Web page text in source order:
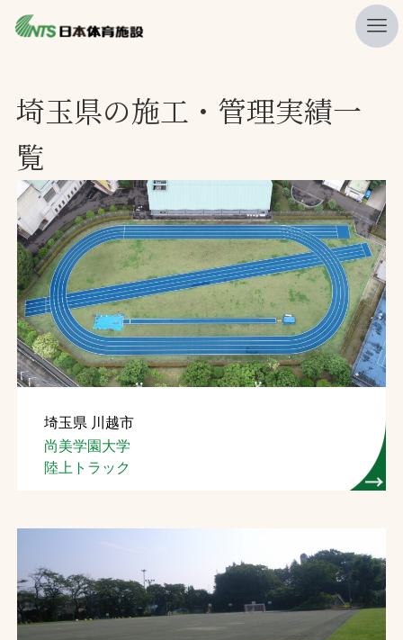
ニュース
プレスリリース
レポート
製品・サービス一覧
施工・管理実績一覧
会社概要
採用情報
検索
お問合せ
プライバシーポリシー
ソーシャルメディアポリシー
埼玉県の施工・管理実績一
覧
埼玉県 川越市
尚美学園大学
陸上トラック